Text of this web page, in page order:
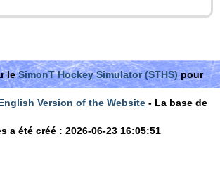
leSimonT Hockey Simulator (STHS)pour
Version of the Website - La base de
a été créé : 2026-06-23 16:05:51